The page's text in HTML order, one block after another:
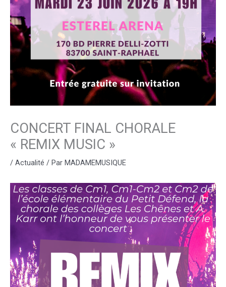
CONCERT FINAL CHORALE
« REMIX MUSIC »
/ Actualité / Par MADAMEMUSIQUE